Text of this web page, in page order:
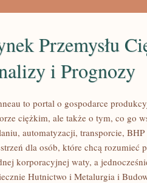
Przemysłu
i Prognozy
to portal o gospodarce
ciężkim, ale także o tym, co go
automatyzacji, transporcie,
dla osób, które chcą rozumieć
korporacyjnej waty, a
Hutnictwo i Metalurgia i